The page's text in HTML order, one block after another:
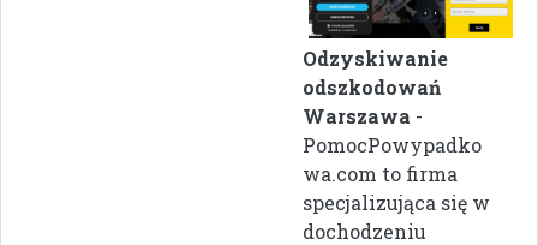
Odzyskiwanie
odszkodowań
Warszawa -
PomocPowypadko
wa.com to firma
specjalizująca się w
dochodzeniu